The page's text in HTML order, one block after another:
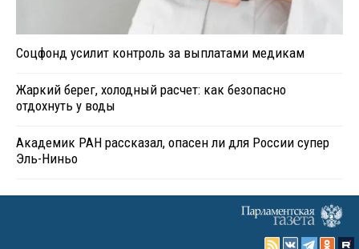
Соцфонд усилит контроль за выплатами медикам
Жаркий берег, холодный расчет: как безопасно
отдохнуть у воды
Академик РАН рассказал, опасен ли для России супер
Эль-Ниньо